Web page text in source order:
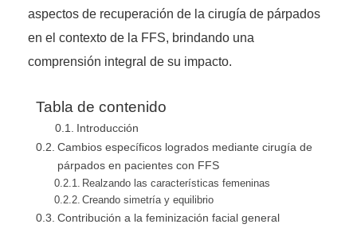
aspectos de recuperación de la cirugía de párpados
en el contexto de la FFS, brindando una
comprensión integral de su impacto.
Tabla de contenido
Introducción
Cambios específicos logrados mediante cirugía de
párpados en pacientes con FFS
Realzando las características femeninas
Creando simetría y equilibrio
Contribución a la feminización facial general